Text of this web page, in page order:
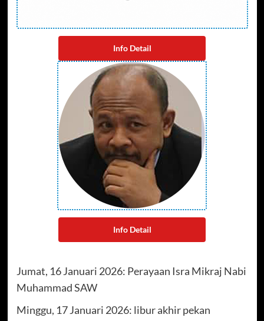
Info Detail
Info Detail
Jumat, 16 Januari 2026: Perayaan Isra Mikraj Nabi
Muhammad SAW
Minggu, 17 Januari 2026: libur akhir pekan